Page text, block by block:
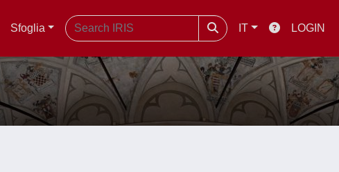
Sfoglia IT LOGIN